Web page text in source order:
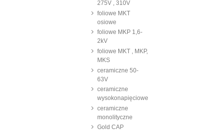
275V , 310V
foliowe MKT
osiowe
foliowe MKP 1,6-
2kV
foliowe MKT , MKP,
MKS
ceramiczne 50-
63V
ceramiczne
wysokonapięciowe
ceramiczne
monolityczne
Gold CAP